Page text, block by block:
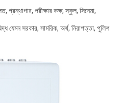
পরীক্ষার কক্ষ, স্কুল, সিনেমা,
যেমন সরকার, সামরিক, অর্থ, নিরাপত্তা, পুলিশ